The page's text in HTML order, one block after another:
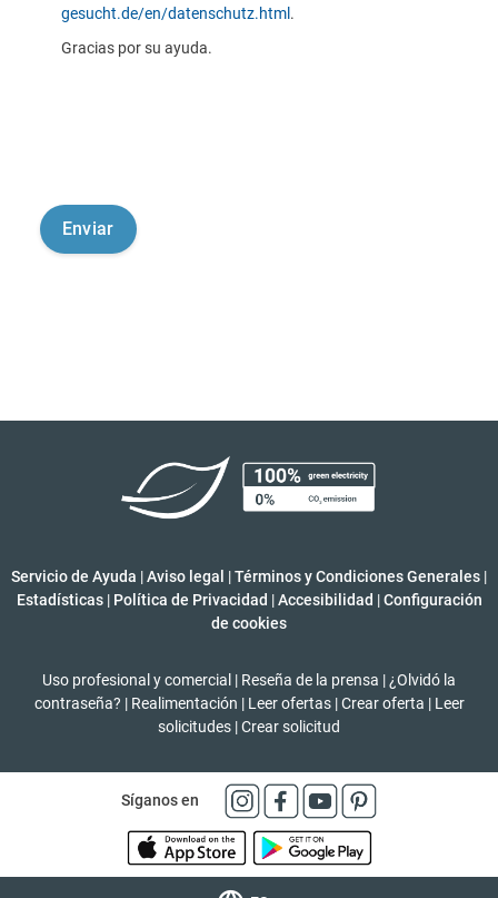
gesucht.de/en/datenschutz.html .
Gracias por su ayuda.
Servicio de Ayuda |Aviso legal |Términos y Condiciones Generales |
Estadísticas | Política de Privacidad | Accesibilidad | Configuración
de cookies
Uso profesional y comercial | Reseña de la prensa | ¿Olvidó la
contraseña? | Realimentación | Leer ofertas | Crear oferta | Leer
solicitudes |Crear solicitud
Síganos en